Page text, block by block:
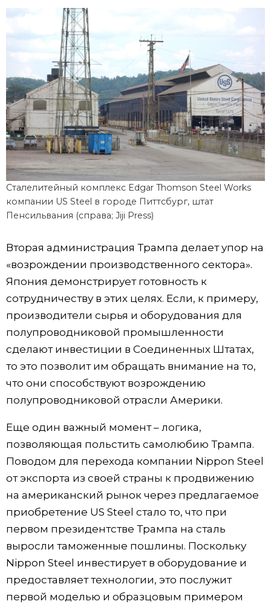
Сталелитейный комплекс Edgar Thomson Steel Works
компании US Steel в городе Питтсбург, штат
Пенсильвания (справа; Jiji Press)
Вторая администрация Трампа делает упор на
«возрождении производственного сектора».
Япония демонстрирует готовность к
сотрудничеству в этих целях. Если, к примеру,
производители сырья и оборудования для
полупроводниковой промышленности
сделают инвестиции в Соединенных Штатах,
то это позволит им обращать внимание на то,
что они способствуют возрождению
полупроводниковой отрасли Америки.
Еще один важный момент – логика,
позволяющая польстить самолюбию Трампа.
Поводом для перехода компании Nippon Steel
от экспорта из своей страны к продвижению
на американский рынок через предлагаемое
приобретение US Steel стало то, что при
первом президентстве Трампа на сталь
выросли таможенные пошлины. Поскольку
Nippon Steel инвестирует в оборудование и
предоставляет технологии, это послужит
первой моделью и образцовым примером